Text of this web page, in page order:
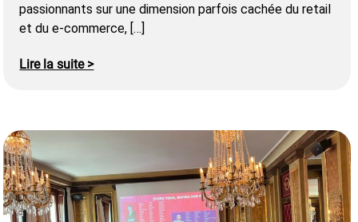
passionnants sur une dimension parfois cachée du retail
et du e-commerce, […]
Lire la suite >